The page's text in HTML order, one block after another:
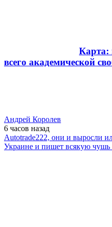
Карта:
всего академической
Андрей Королев
6 часов назад
Autotrade222, они и выросли
Украине и пишет всякую